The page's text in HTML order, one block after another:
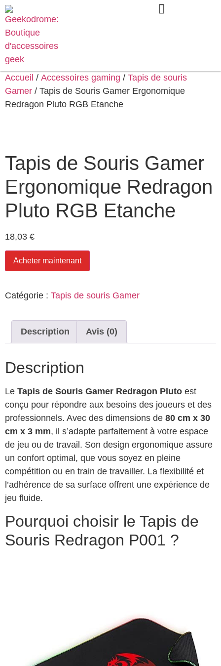
Accueil / Accessoires gaming / Tapis de souris
Gamer / Tapis de Souris Gamer Ergonomique
Redragon Pluto RGB Etanche
Tapis de Souris Gamer
Ergonomique Redragon
Pluto RGB Etanche
18,03 €
Acheter maintenant
Catégorie : Tapis de souris Gamer
Description Avis (0)
Description
Le Tapis de Souris Gamer Redragon Pluto est
conçu pour répondre aux besoins des joueurs et des
professionnels. Avec des dimensions de 80 cm x 30
cm x 3 mm, il s’adapte parfaitement à votre espace
de jeu ou de travail. Son design ergonomique assure
un confort optimal, que vous soyez en pleine
compétition ou en train de travailler. La flexibilité et
l’adhérence de sa surface offrent une expérience de
jeu fluide.
Pourquoi choisir le Tapis de
Souris Redragon P001 ?